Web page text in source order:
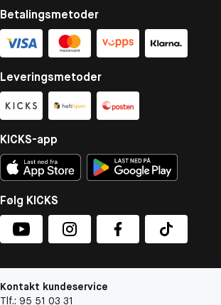
Betalingsmetoder
Leveringsmetoder
KICKS-app
Følg KICKS
Kontakt kundeservice
Tlf.: 95 51 03 31